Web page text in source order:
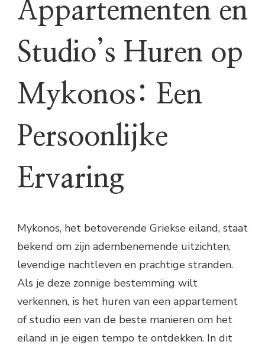
Appartementen en
Studio’s Huren op
Mykonos: Een
Persoonlijke
Ervaring
Mykonos, het betoverende Griekse eiland, staat
bekend om zijn adembenemende uitzichten,
levendige nachtleven en prachtige stranden.
Als je deze zonnige bestemming wilt
verkennen, is het huren van een appartement
of studio een van de beste manieren om het
eiland in je eigen tempo te ontdekken. In dit